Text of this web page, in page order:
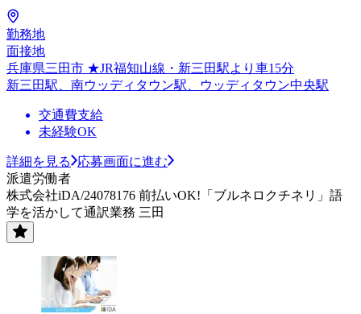
勤務地
面接地
兵庫県三田市 ★JR福知山線・新三田駅より車15分
新三田駅、南ウッディタウン駅、ウッディタウン中央駅
交通費支給
未経験OK
詳細を見る
応募画面に進む
派遣労働者
株式会社iDA/24078176 前払いOK!「ブルネロクチネリ」語
学を活かして通訳業務 三田